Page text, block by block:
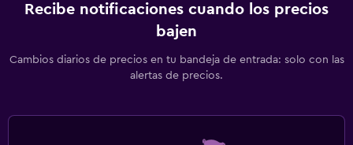
Recibe notificaciones cuando los precios
bajen
Cambios diarios de precios en tu bandeja de entrada: solo con las
alertas de precios.